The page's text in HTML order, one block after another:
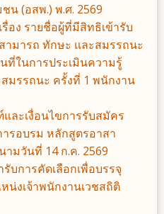
น (อสพ.) พ.ศ. 2569
อง รายชื่อผู้ที่มีสิทธิเข้ารับ
ามารถ ทักษะ และสมรรถนะ
ที่ในการประเมินความรู้
มรรถนะ ครั้งที่ 1 พนักงาน
ละเงื่อนไขการรับสมัคร
รอบรม หลักสูตรอาสา
มวันที่ 14 ก.ค. 2569
บการคัดเลือกเพื่อบรรจุ
น่งเจ้าพนักงานเวชสถิติ